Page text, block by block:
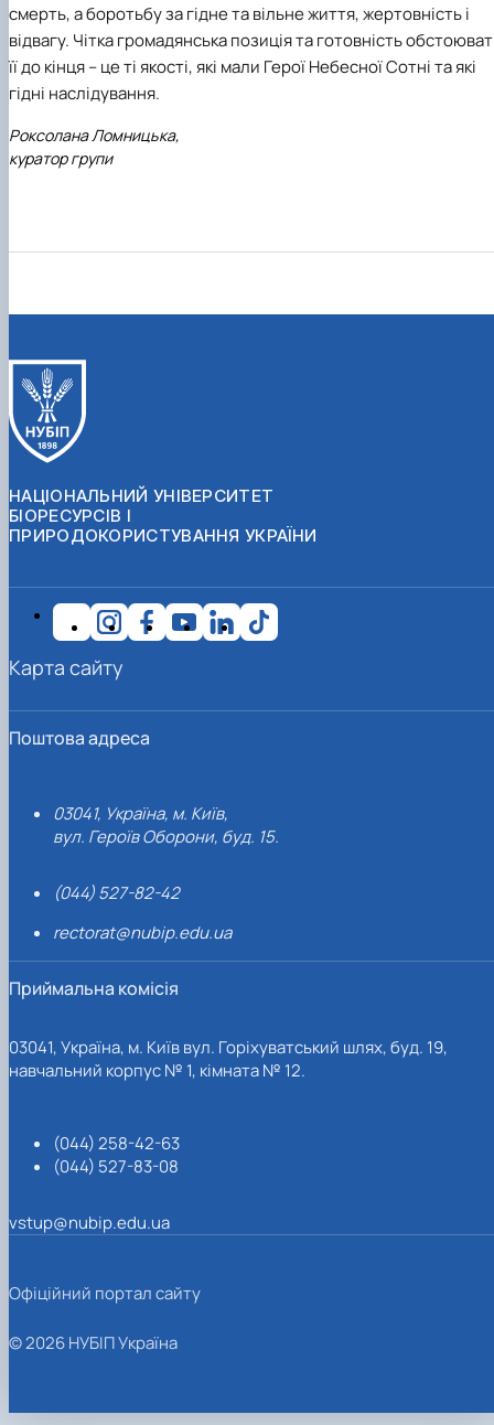
смерть, а боротьбу за гідне та вільне життя, жертовність і
відвагу. Чітка громадянська позиція та готовність
її до кінця – це ті якості, які мали Герої Небесної Сотні та які
гідні наслідування.
Роксолана Ломницька,
куратор групи
НАЦІОНАЛЬНИЙ УНІВЕРСИТЕТ
БІОРЕСУРСІВ І
ПРИРОДОКОРИСТУВАННЯ УКРАЇНИ
Поштова адреса
03041, Україна, м. Київ,
вул. Героїв Оборони, буд. 15.
(044) 527-82-42
rectorat@nubip.edu.ua
Приймальна комісія
03041, Україна, м. Київ вул. Горіхуватський шлях, буд. 19,
навчальний корпус № 1, кімната № 12.
(044) 258-42-63
(044) 527-83-08
vstup@nubip.edu.ua
Карта сайту
Офіційний портал сайту
© 2026 НУБІП Україна